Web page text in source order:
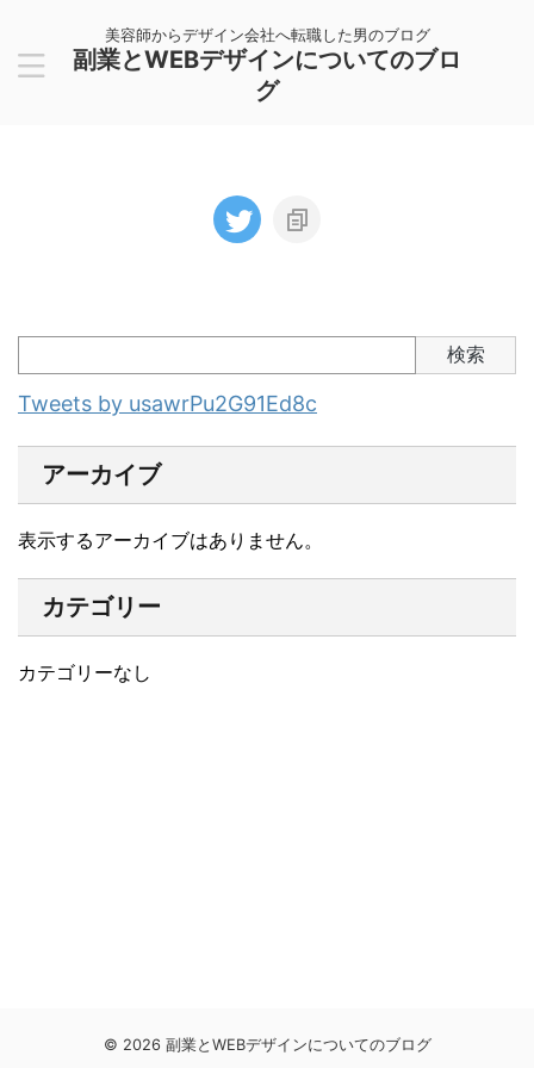
美容師からデザイン会社へ転職した男のブログ
副業とWEBデザインについてのブロ
グ
検索
Tweets by usawrPu2G91Ed8c
アーカイブ
表示するアーカイブはありません。
カテゴリー
カテゴリーなし
© 2026 副業とWEBデザインについてのブログ